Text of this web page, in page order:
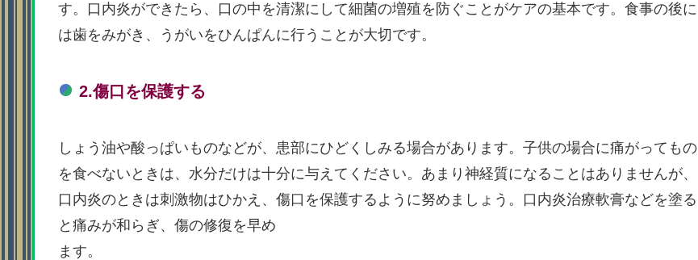
す。口内炎ができたら、口の中を清潔にして細菌の増殖を防ぐことがケアの基本です。食事の後に
は歯をみがき、うがいをひんぱんに行うことが大切です。
2.傷口を保護する
しょう油や酸っぱいものなどが、患部にひどくしみる場合があります。子供の場合に痛がってもの
を食べないときは、水分だけは十分に与えてください。あまり神経質になることはありませんが、
口内炎のときは刺激物はひかえ、傷口を保護するように努めましょう。口内炎治療軟膏などを塗る
と痛みが和らぎ、傷の修復を早め
ます。